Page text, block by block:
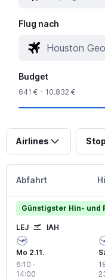
Flug nach
Budget
641 € - 10.832 €
Airlines
Abfahrt
Günstigster Hin- und
LEJ IAH
Mo 2.11.
6:10 -
14:00